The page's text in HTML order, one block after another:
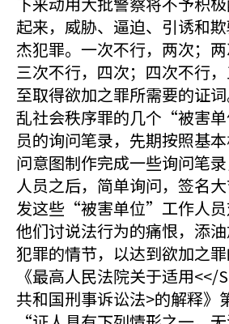
起来，威胁、逼迫、引诱和
杰犯罪。一次不行，两次；两
三次不行，四次；四次不行
至取得欲加之罪所需要的证
乱社会秩序罪的几个“被害
员的询问笔录，先期按照基
问意图制作完成一些询问笔
人员之后，简单询问，签名
发这些“被害单位”工作人员
他们讨说法行为的痛恨，添
犯罪的情节，以达到欲加之
《最高人民法院关于适用<</
共和国刑事诉讼法>的解释》